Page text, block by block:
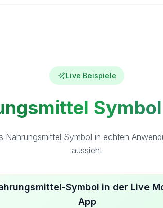
Live Beispiele
Nahrungsmittel Symbol in echten
aussieht
Symbol in der Live
App